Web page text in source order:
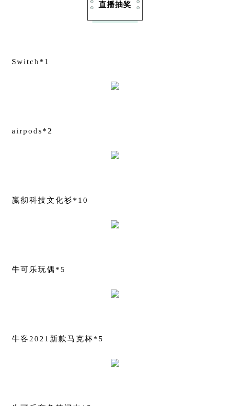
直播抽奖
Switch*1
airpods*2
嬴彻科技文化衫*10
牛可乐玩偶*5
牛客2021新款马克杯*5